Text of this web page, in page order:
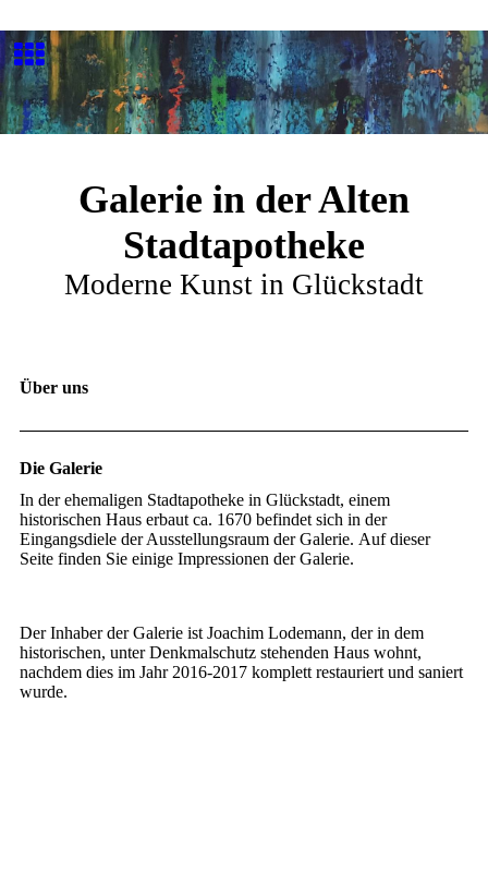
Galerie in der Alten
Stadtapotheke
Moderne Kunst in Glückstadt
Über uns
Die Galerie
In der ehemaligen Stadtapotheke in Glückstadt, einem
historischen Haus erbaut ca. 1670 befindet sich in der
Eingangsdiele der Ausstellungsraum der Galerie. Auf dieser
Seite finden Sie einige Impressionen der Galerie.
Der Inhaber der Galerie ist Joachim Lodemann, der in dem
historischen, unter Denkmalschutz stehenden Haus wohnt,
nachdem dies im Jahr 2016-2017 komplett restauriert und saniert
wurde.